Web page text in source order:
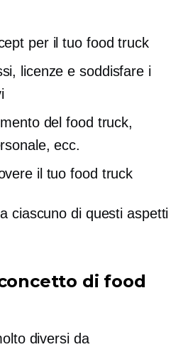
per il tuo food truck
licenze e soddisfare i
del food truck,
ecc.
il tuo food truck
ciascuno di questi aspetti
di food
diversi da